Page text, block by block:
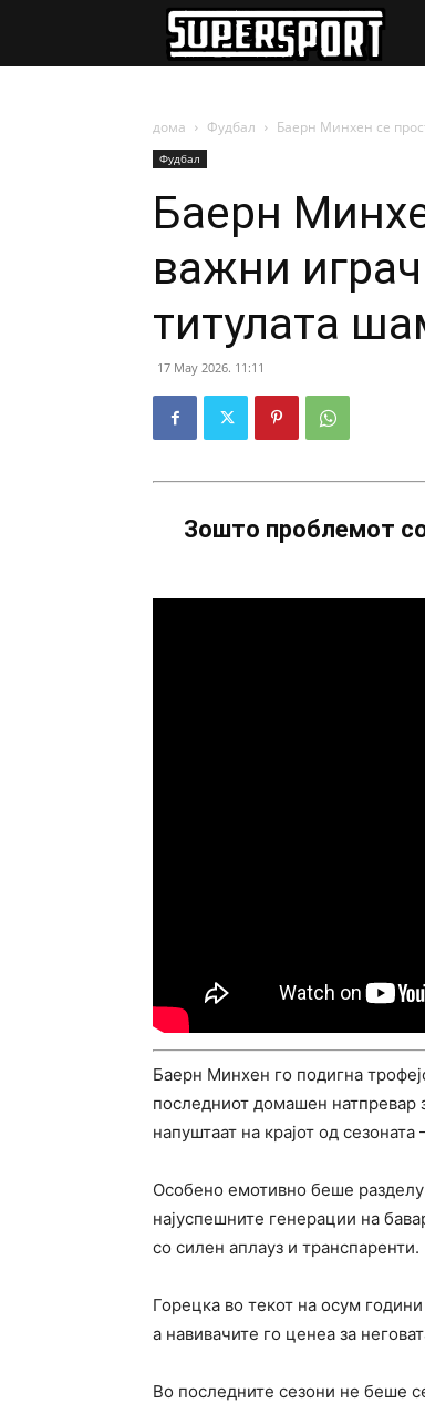
дома Фудбал Баерн Минхен се
Фудбал
Баерн
важни
титулата
17 May 2026. 11:11
Зошто проблемот
Баерн Минхен го подигна
последниот домашен натпревар
напуштаат на крајот од
Особено емотивно беше
најуспешните генерации на
со силен аплауз и транспаренти.
Горецка во текот на осум
а навивачите го ценеа за
Во последните сезони не беше